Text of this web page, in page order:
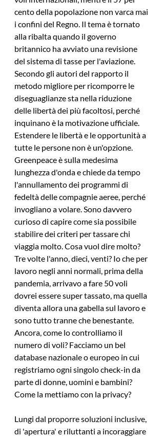
cento della popolazione non varca mai
i confini del Regno. Il tema è tornato
alla ribalta quando il governo
britannico ha avviato una revisione
del sistema di tasse per l'aviazione.
Secondo gli autori del rapporto il
metodo migliore per ricomporre le
diseguaglianze sta nella riduzione
delle libertà dei più facoltosi, perché
inquinano è la motivazione ufficiale.
Estendere le libertà e le opportunità a
tutte le persone non è un'opzione.
Greenpeace è sulla medesima
lunghezza d'onda e chiede da tempo
l'annullamento dei programmi di
fedeltà delle compagnie aeree, perché
invogliano a volare. Sono davvero
curioso di capire come sia possibile
stabilire dei criteri per tassare chi
viaggia molto. Cosa vuol dire molto?
Tre volte l'anno, dieci, venti? Io che per
lavoro negli anni normali, prima della
pandemia, arrivavo a fare 50 voli
dovrei essere super tassato, ma quella
diventa allora una gabella sul lavoro e
sono tutto tranne che benestante.
Ancora, come lo controlliamo il
numero di voli? Facciamo un bel
database nazionale o europeo in cui
registriamo ogni singolo check-in da
parte di donne, uomini e bambini?
Come la mettiamo con la privacy?
Lungi dal proporre soluzioni inclusive,
di 'apertura' e riluttanti a incoraggiare